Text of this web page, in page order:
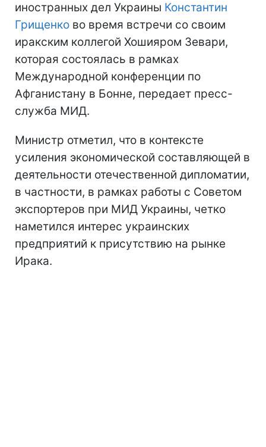
иностранных дел Украины Константин
Грищенко во время встречи со своим
иракским коллегой Хошияром Зевари,
которая состоялась в рамках
Международной конференции по
Афганистану в Бонне, передает пресс-
служба МИД.
Министр отметил, что в контексте
усиления экономической составляющей в
деятельности отечественной дипломатии,
в частности, в рамках работы с Советом
экспортеров при МИД Украины, четко
наметился интерес украинских
предприятий к присутствию на рынке
Ирака.